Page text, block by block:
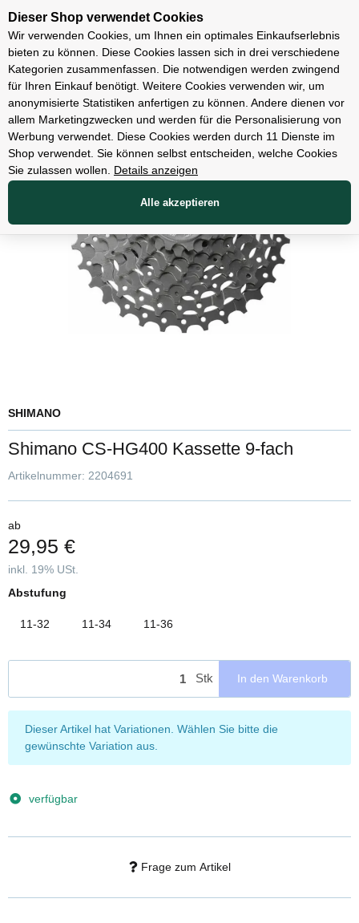
Unsere Filialen
Teile
SHIMANO
Shimano CS-HG400 Kassette 9-fach
Artikelnummer: 2204691
ab
29,95 €
inkl. 19% USt.
Abstufung
11-32 11-34 11-36
Stk In den Warenkorb
x
Dieser Artikel hat Variationen. Wählen Sie bitte die
gewünschte Variation aus.
verfügbar
Frage zum Artikel
Dieser Shop verwendet Cookies
Wir verwenden Cookies, um Ihnen ein optimales Einkaufserlebnis
bieten zu können. Diese Cookies lassen sich in drei verschiedene
Kategorien zusammenfassen. Die notwendigen werden zwingend
für Ihren Einkauf benötigt. Weitere Cookies verwenden wir, um
anonymisierte Statistiken anfertigen zu können. Andere dienen vor
allem Marketingzwecken und werden für die Personalisierung von
Werbung verwendet. Diese Cookies werden durch 11 Dienste im
Shop verwendet. Sie können selbst entscheiden, welche Cookies
Sie zulassen wollen.
Details anzeigen
Alle akzeptieren